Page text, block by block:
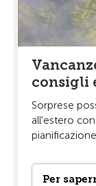
consigli
Sorprese
all'estero
Per